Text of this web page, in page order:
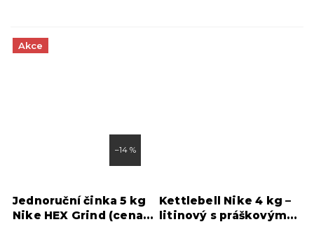
Akce
–14 %
Jednoruční činka 5 kg
Nike HEX Grind (cena
Kettlebell Nike 4 kg –
litinový s práškovým